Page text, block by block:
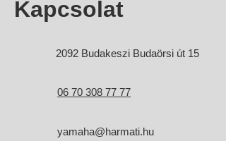
Kapcsolat
2092 Budakeszi Budaörsi út 15
06 70 308 77 77
yamaha@harmati.hu